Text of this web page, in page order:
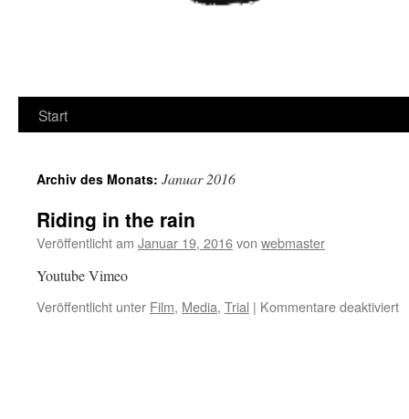
Start
Archiv des Monats: Januar 2016
Riding in the rain
Veröffentlicht am Januar 19, 2016von webmaster
Youtube Vimeo
Veröffentlicht unter Film, Media, Trial | Kommentare deaktiviert